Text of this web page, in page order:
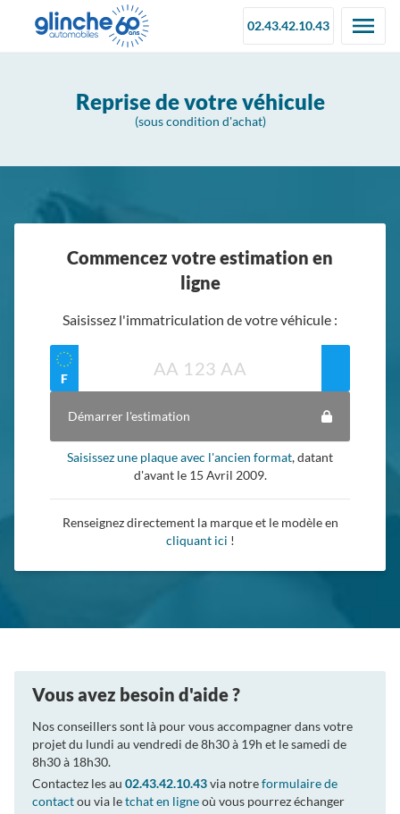
02.43.42.10.43
Reprise de votre véhicule
(sous condition d'achat)
Commencez votre estimation en
ligne
Saisissez l'immatriculation de votre véhicule :
F
Démarrer l'estimation
Saisissez une plaque avec l'ancien format, datant
d'avant le 15 Avril 2009.
Renseignez directement la marque et le modèle en
cliquant ici !
Vous avez besoin d'aide ?
Nos conseillers sont là pour vous accompagner dans votre
projet du lundi au vendredi de 8h30 à 19h et le samedi de
8h30 à 18h30.
Contactez les au 02.43.42.10.43via notreformulaire de
contactou via letchat en ligneoù vous pourrez échanger